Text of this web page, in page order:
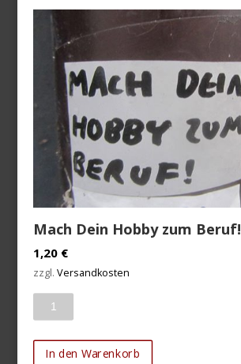
Mach Dein Hobby zum Beruf!
1,20 €
zzgl.Versandkosten
In den Warenkorb